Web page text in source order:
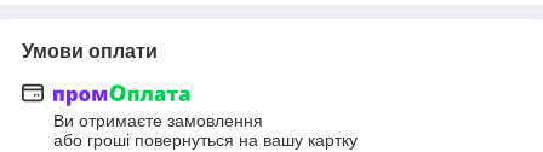
Умови оплати
Ви отримаєте замовлення
або гроші повернуться на вашу картку